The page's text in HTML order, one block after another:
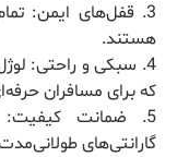
هستند.
4. سبکی و راحتی:
که برای مسافران
5. ضمانت کیفیت:
گارانتی‌های